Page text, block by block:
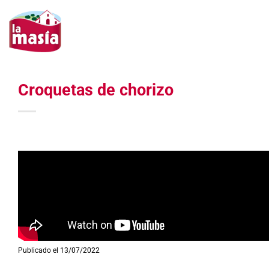
contenido
Croquetas de chorizo
Publicado el 13/07/2022